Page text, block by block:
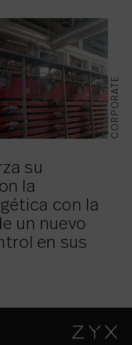
CORPORATE
su
la
con la
un nuevo
en sus